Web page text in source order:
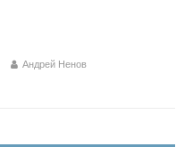
Андрей Ненов